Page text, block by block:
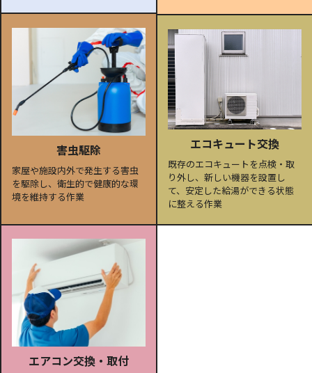
害虫駆除
家屋や施設内外で発生する害虫
を駆除し、衛生的で健康的な環
境を維持する作業
エコキュート交換
既存のエコキュートを点検・取
り外し、新しい機器を設置し
て、安定した給湯ができる状態
に整える作業
エアコン交換・取付